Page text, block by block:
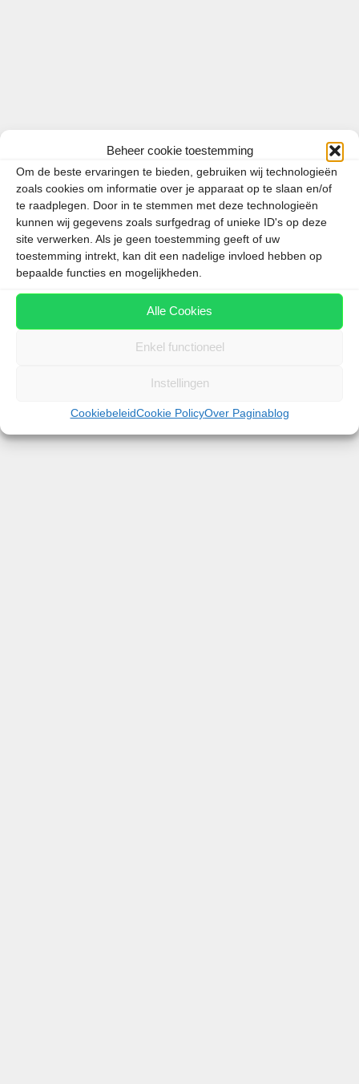
Beheer cookie toestemming
Om de beste ervaringen te bieden, gebruiken wij technologieën
zoals cookies om informatie over je apparaat op te slaan en/of
te raadplegen. Door in te stemmen met deze technologieën
kunnen wij gegevens zoals surfgedrag of unieke ID's op deze
site verwerken. Als je geen toestemming geeft of uw
toestemming intrekt, kan dit een nadelige invloed hebben op
bepaalde functies en mogelijkheden.
Alle Cookies
Enkel functioneel
Instellingen
CookiebeleidCookie PolicyOver Paginablog
Canarische Eilanden,code groen,
Fuerteventura,Gran Canaria ,Lanzarote ,
reisadvies ,Tenerife
TUI vliegt weer naar Canarische
door Willem Veraart